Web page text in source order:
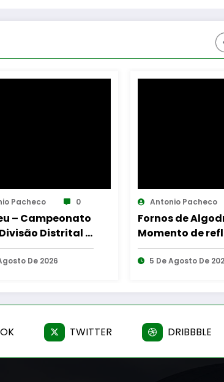
Antonio Pacheco 0
Fornos de Algodres –
Momento de reflexão
“As Tecedeiras – Uma
Questão de Mulheres e
5 De Agosto De 2026
TWITTER DRIBBBLE